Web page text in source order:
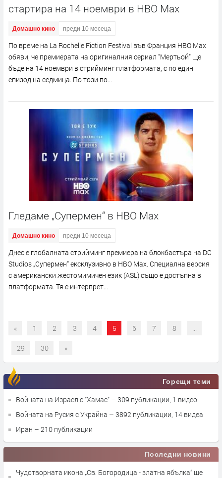
стартира на 14 ноември в HBO Max
Домашно кино преди 10 месеца
По време на La Rochelle Fiction Festival във Франция HBO Max
обяви, че премиерата на оригиналния сериал "Мертьой" ще
бъде на 14 ноември в стрийминг платформата, с по един
епизод на седмица. По този по...
Гледаме „Супермен“ в HBO Max
Домашно кино преди 10 месеца
Днес е глобалната стрийминг премиера на блокбастъра на DC
Studios „Супермен“ ексклузивно в HBO Max. Специална версия
с американски жестомимичен език (ASL) също е достъпна в
платформата. Тя е интерпрет...
« 1 2 3 4 5 6 7 8
29 30 »
Горещи теми
Войната на Израел с "Хамас"
– 309 публикации, 1 видео
Войната на Русия с Украйна
– 3892 публикации, 14 видеа
Иран
– 210 публикации
Последни новини
Чудотворната икона „Св. Богородица - златна ябълка” ще